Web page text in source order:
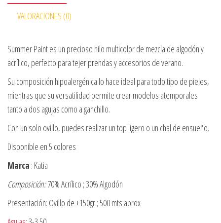
VALORACIONES (0)
Summer Paint es un precioso hilo multicolor de mezcla de algodón y
acrílico, perfecto para tejer prendas y accesorios de verano.
Su composición hipoalergénica lo hace ideal para todo tipo de pieles,
mientras que su versatilidad permite crear modelos atemporales
tanto a dos agujas como a ganchillo.
Con un solo ovillo, puedes realizar un top ligero o un chal de ensueño.
Disponible en 5 colores
Marca : Katia
Composición:70% Acrílico ; 30% Algodón
Presentación: Ovillo de ±150gr ; 500 mts aprox